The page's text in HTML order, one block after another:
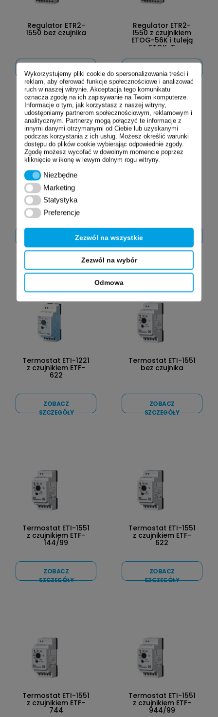
Wykorzystujemy pliki cookie do spersonalizowania treści i
reklam, aby oferować funkcje społecznościowe i analizować
ruch w naszej witrynie. Akceptacja tego komunikatu
oznacza zgodę na ich zapisywanie na Twoim komputerze.
Informacje o tym, jak korzystasz z naszej witryny,
udostępniamy partnerom społecznościowym, reklamowym i
analitycznym. Partnerzy mogą połączyć te informacje z
innymi danymi otrzymanymi od Ciebie lub uzyskanymi
podczas korzystania z ich usług. Możesz określić warunki
dostępu do plików cookie wybierając odpowiednie zgody.
Zgodę możesz wycofać w dowolnym momencie poprzez
kliknięcie w ikonę w lewym dolnym rogu witryny.
NiezbędneNiezbędne
MarketingMarketing
StatystykaStatystyka
PreferencjePreferencje
Zezwól na wszystkie
Zezwól na wybór
Odmowa
Regulator ETR2-
1550 bez czujnika
ZOBACZ
SZCZEGÓŁY
Regulator ETR2-
1550 z czujnikiem
ETOG-56K i tuleją
ETOK-T
ZOBACZ
SZCZEGÓŁY
Regulator ETR2-
1550 z czujnikiem
ETOR-55 i ETF-744
Termostat ETI-1221
z czujnikiem ETF-
622
ZOBACZ
SZCZEGÓŁY
Termostat ETI-1551
bez czujnika
ZOBACZ
SZCZEGÓŁY
Termostat ETI-1551
z czujnikiem ETF-
144/99
ZOBACZ
SZCZEGÓŁY
Termostat ETI-1551
z czujnikiem ETF-
622
ZOBACZ
SZCZEGÓŁY
Termostat ETI-1551
z czujnikiem ETF-
744
Termostat ETI-1551
z czujnikiem ETF-
944/99